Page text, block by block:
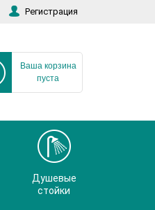
Регистрация
Ваша корзина
пуста
Душевые
стойки